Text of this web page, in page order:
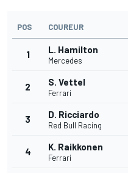
POS COUREUR
1 L. Hamilton
Mercedes
2 S. Vettel
Ferrari
3 D. Ricciardo
Red Bull Racing
4 K. Raikkonen
Ferrari